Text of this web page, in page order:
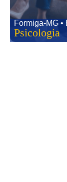
Formiga-MG •
Psicologia